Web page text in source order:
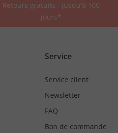
Retours gratuits - jusqu'à 100
jours*
Service
Service client
Newsletter
FAQ
Bon de commande